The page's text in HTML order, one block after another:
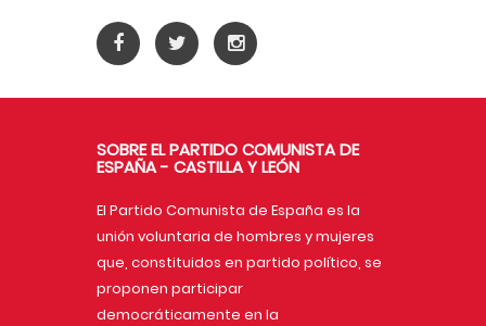
SOBRE EL PARTIDO COMUNISTA DE
ESPAÑA - CASTILLA Y LEÓN
El Partido Comunista de España es la
unión voluntaria de hombres y mujeres
que, constituidos en partido político, se
proponen participar
democráticamente en la